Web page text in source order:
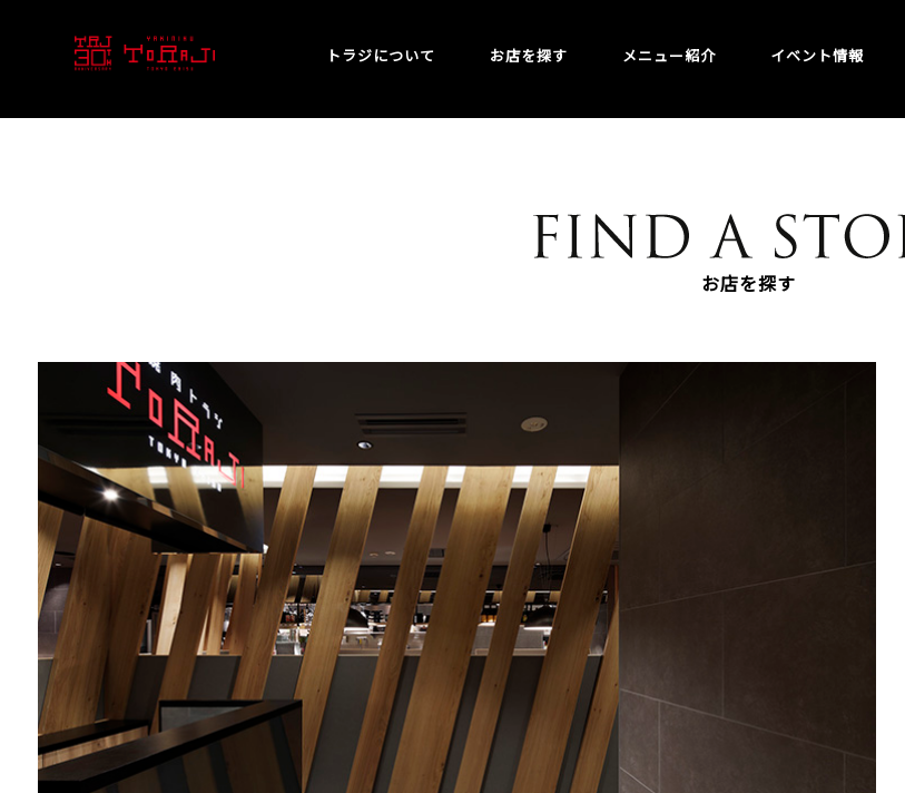
トラジについて お店を探す メニュー紹介 イベント情報
お店を探す